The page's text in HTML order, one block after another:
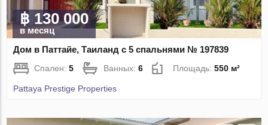
฿ 130 000
в месяц
Дом в Паттайе, Таиланд с 5 спальнями № 197839
Спален:5 Ванных:6 Площадь:550 м²
Pattaya Prestige Properties